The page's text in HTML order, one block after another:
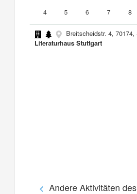
4
5 6 7 8
Breitscheidstr. 4,
Literaturhaus Stuttgart
Andere Aktivitäten